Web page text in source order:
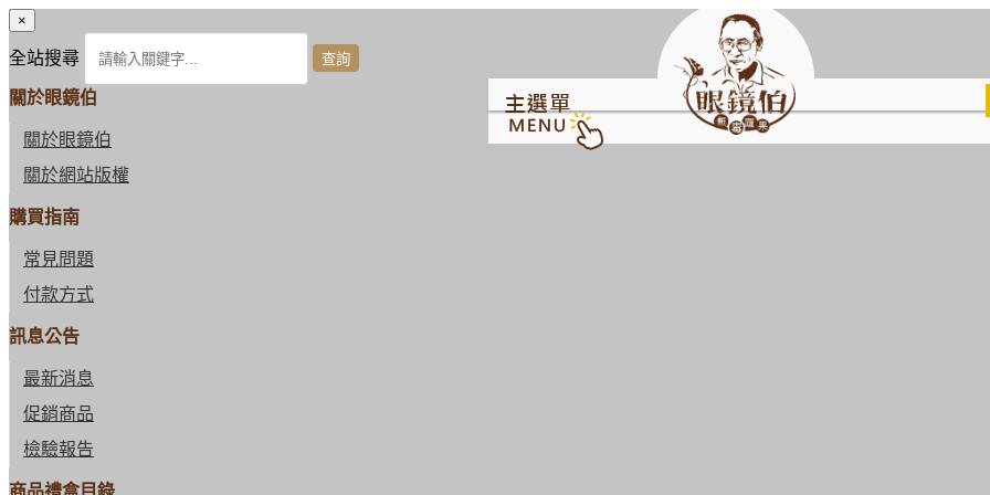
×
全站搜尋
關於眼鏡伯
關於眼鏡伯
關於網站版權
購買指南
常見問題
付款方式
訊息公告
最新消息
促銷商品
檢驗報告
商品禮盒目錄